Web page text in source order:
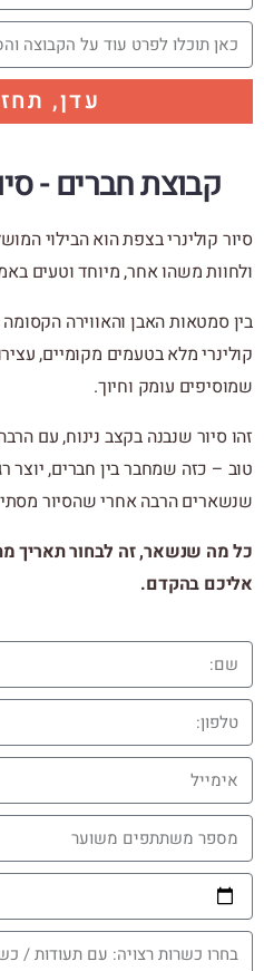
עדן,
קבוצת חברים -
סיור קולינרי בצפת הוא הבילוי
ולחוות משהו אחר, מיוחד וטעים
בין סמטאות האבן והאווירה
קולינרי מלא בטעמים מקומיים,
שמוסיפים עומק וחיוך.
זהו סיור שנבנה בקצב נינוח, עם
טוב – כזה שמחבר בין חברים, יוצר
שנשארים הרבה אחרי שהסיור
כל מה שנשאר, זה לבחור תאריך
אליכם בהקדם.